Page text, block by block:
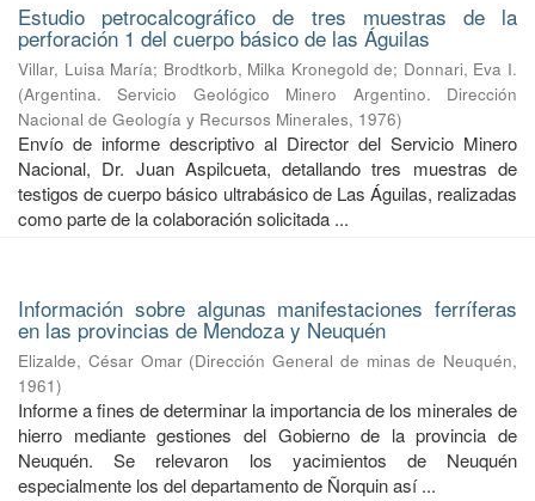
Estudio petrocalcográfico de tres muestras de la
perforación 1 del cuerpo básico de las Águilas
Villar, Luisa María; Brodtkorb, Milka Kronegold de; Donnari, Eva I.
(Argentina. Servicio Geológico Minero Argentino. Dirección
Nacional de Geología y Recursos Minerales, 1976)
Envío de informe descriptivo al Director del Servicio Minero
Nacional, Dr. Juan Aspilcueta, detallando tres muestras de
testigos de cuerpo básico ultrabásico de Las Águilas, realizadas
como parte de la colaboración solicitada ...
Información sobre algunas manifestaciones ferríferas
en las provincias de Mendoza y Neuquén
Elizalde, César Omar (Dirección General de minas de Neuquén,
1961)
Informe a fines de determinar la importancia de los minerales de
hierro mediante gestiones del Gobierno de la provincia de
Neuquén. Se relevaron los yacimientos de Neuquén
especialmente los del departamento de Ñorquin así ...